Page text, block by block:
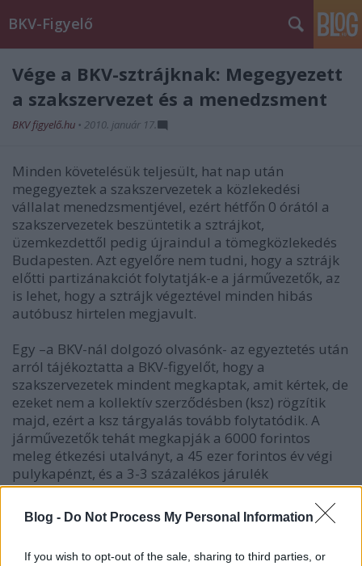
Blog - Do Not Process My Personal Information
If you wish to opt-out of the sale, sharing to third parties, or
BKV-Figyelő
Vége a BKV-sztrájknak: Megegyezett
a szakszervezet és a menedzsment
BKV figyelő.hu • 2010. január 17.
Minden követelésük teljesült, hat nap után
megegyeztek a szakszervezetek a közlekedési
vállalat menedzsmentjével, ezért hétfőn 0 órától a
szakszervezetek beszüntetik a sztrájkot,
üzemkezdettől pedig újraindul a tömegközlekedés
Budapesten. Azt egyelőre nem tudni, hogy a sztrájk
előtti partizánakciót folytatják-e a járművezetők, az
is lehet, hogy a sztrájk végeztével minden hibás
autóbusz hirtelen megjavult.
Egy –a BKV-nál dolgozó olvasónk- az egyeztetés után
arról tájékoztatta a BKV-figyelőt, hogy a
szakszervezetek mindent megkaptak, amit kértek, de
ezeket nem a kollektív szerződésben (ksz) rögzítik
majd, ezért a ksz tárgyalás tovább folytatódik. A
járművezetők tehát megkapják a 6000 forintos
meleg étkezési utalványt, a 45 ezer forintos év végi
pulykapénzt, és a 3-3 százalékos járulék
hozzájárulás. A közlekedési társaság plafont szabott
a kifizetéseknek, a bér és béren kívüli juttatások
összege nem haladhatja meg 2010-ben az 59